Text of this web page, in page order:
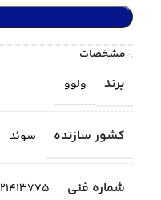
مشخصات
برند ولوو
کشور سازنده سوئد
شماره فنی 21413775